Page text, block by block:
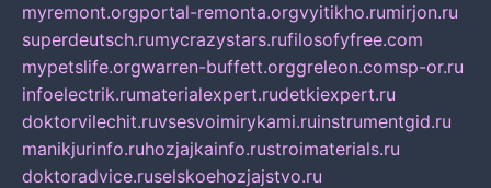
myremont.orgportal-remonta.orgvyitikho.rumirjon.ru
superdeutsch.rumycrazystars.rufilosofyfree.com
mypetslife.orgwarren-buffett.orggreleon.comsp-or.ru
infoelectrik.rumaterialexpert.rudetkiexpert.ru
doktorvilechit.ruvsesvoimirykami.ruinstrumentgid.ru
manikjurinfo.ruhozjajkainfo.rustroimaterials.ru
doktoradvice.ruselskoehozjajstvo.ru